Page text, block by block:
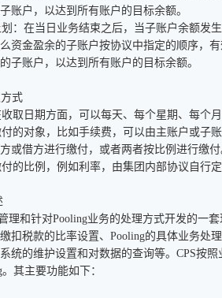
账户，以达到所有账户的目标余额。
在当日业务结束之后，当子账户余额发生
资金盈余的子账户按协议中指定的顺序，
子账户，以达到所有账户的目标余额。
式
日期方面，可以每天、每个星期、每个月
对象，比如手续费，可以由主账户或子账
或借方进行缴付，或者两者按比例进行缴付
比例，例如利率，由集团内部协议自行
理和针对Pooling业务的处理方式开发的一
扣税款的比率设置、Pooling的具体业务处
统的维护设置和对数据的查询等。CPS按
其主要功能如下：